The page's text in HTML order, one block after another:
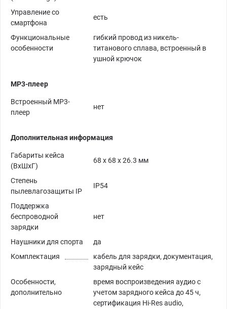
Управление со
смартфона
есть
Функциональные
особенности
гибкий провод из никель-
титанового сплава, встроенный в
ушной крючок
MP3-плеер
Встроенный MP3-
плеер
нет
Дополнительная информация
Габариты кейса
(ВxШxГ)
68 x 68 x 26.3 мм
Степень
пылевлагозащиты IP
IP54
Поддержка
беспроводной
зарядки
нет
Наушники для спорта
да
Комплектация
кабель для зарядки, документация,
зарядный кейс
Особенности,
дополнительно
время воспроизведения аудио с
учетом зарядного кейса до 45 ч,
сертификация Hi-Res audio,